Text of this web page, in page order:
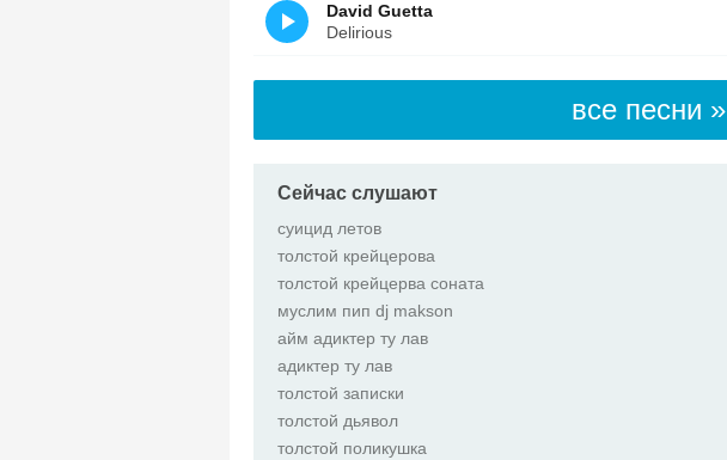
David Guetta
Delirious
все песни »
Сейчас слушают
суицид летов
толстой крейцерова
толстой крейцерва соната
муслим пип dj makson
айм адиктер ту лав
адиктер ту лав
толстой записки
толстой дьявол
толстой поликушка